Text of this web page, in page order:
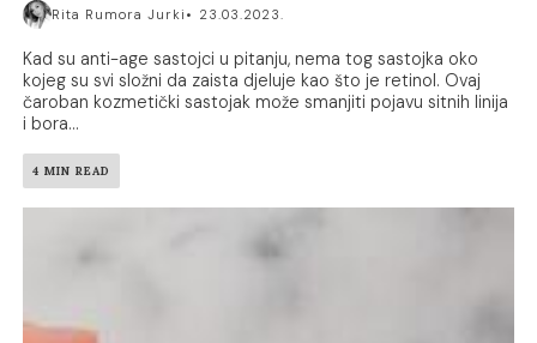
Rita Rumora Jurki 23.03.2023.
Kad su anti-age sastojci u pitanju, nema tog sastojka oko
kojeg su svi složni da zaista djeluje kao što je retinol. Ovaj
čaroban kozmetički sastojak može smanjiti pojavu sitnih linija
i bora...
4 MIN READ